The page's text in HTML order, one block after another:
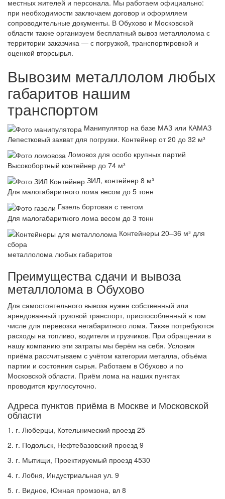
местных жителей и персонала. Мы работаем официально:
при необходимости заключаем договор и оформляем
сопроводительные документы. В Обухово и Московской
области также организуем бесплатный вывоз металлолома с
территории заказчика — с погрузкой, транспортировкой и
оценкой вторсырья.
Вывозим металлолом любых
габаритов нашим
транспортом
Манипулятор на базе МАЗ или КАМАЗ
Лепестковый захват для погрузки. Контейнер от 20 до 32 м³
Ломовоз для особо крупных партий
Высокобортный контейнер до 74 м³
ЗИЛ, контейнер 8 м³
Для малогабаритного лома весом до 5 тонн
Газель бортовая с тентом
Для малогабаритного лома весом до 3 тонн
Контейнеры 20–36 м³ для
сбора
металлолома любых габаритов
Преимущества сдачи и вывоза
металлолома в Обухово
Для самостоятельного вывоза нужен собственный или
арендованный грузовой транспорт, приспособленный в том
числе для перевозки негабаритного лома. Также потребуются
расходы на топливо, водителя и грузчиков. При обращении в
нашу компанию эти затраты мы берём на себя. Условия
приёма рассчитываем с учётом категории металла, объёма
партии и состояния сырья. Работаем в Обухово и по
Московской области. Приём лома на наших пунктах
проводится круглосуточно.
Адреса пунктов приёма в Москве и Московской
области
1. г. Люберцы, Котельнический проезд 25
2. г. Подольск, Нефтебазовский проезд 9
3. г. Мытищи, Проектируемый проезд 4530
4. г. Лобня, Индустриальная ул. 9
5. г. Видное, Южная промзона, вл 8